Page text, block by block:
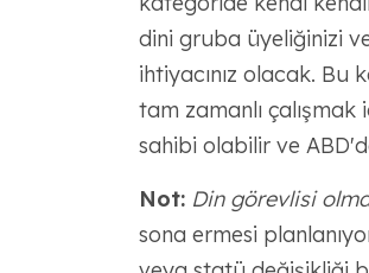
dini gruba üyeliğinizi
ihtiyacınız olacak.
tam zamanlı
sahibi olabilir ve
Not: Din görevlisi
sona ermesi